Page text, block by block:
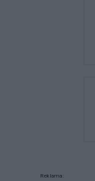
Reklama: